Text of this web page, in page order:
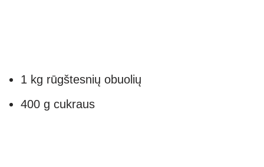
1 kg rūgštesnių obuolių
400 g cukraus